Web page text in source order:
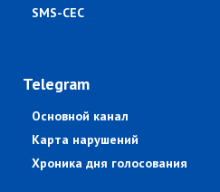
SMS-CEC
Telegram
Основной канал
Карта нарушений
Хроника дня голосования